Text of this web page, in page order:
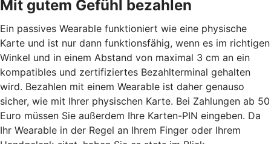
Mit gutem Gefühl bezahlen
Ein passives Wearable funktioniert wie eine physische
Karte und ist nur dann funktionsfähig, wenn es im richtigen
Winkel und in einem Abstand von maximal 3 cm an ein
kompatibles und zertifiziertes Bezahlterminal gehalten
wird. Bezahlen mit einem Wearable ist daher genauso
sicher, wie mit Ihrer physischen Karte. Bei Zahlungen ab 50
Euro müssen Sie außerdem Ihre Karten-PIN eingeben. Da
Ihr Wearable in der Regel an Ihrem Finger oder Ihrem